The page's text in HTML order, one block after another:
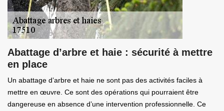
Abattage d’arbre et haie : sécurité à mettre
en place
Un abattage d’arbre et haie ne sont pas des activités faciles à
mettre en œuvre. Ce sont des opérations qui pourraient être
dangereuse en absence d’une intervention professionnelle. Ce